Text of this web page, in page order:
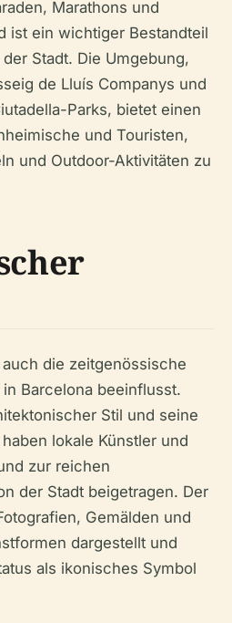
Marathons und
ist ein wichtiger Bestandteil
Stadt. Die Umgebung,
de Lluís Companys und
Parks, bietet einen
und Touristen,
und Outdoor-Aktivitäten zu
die zeitgenössische
Barcelona beeinflusst.
Stil und seine
lokale Künstler und
zur reichen
der Stadt beigetragen. Der
Gemälden und
dargestellt und
als ikonisches Symbol